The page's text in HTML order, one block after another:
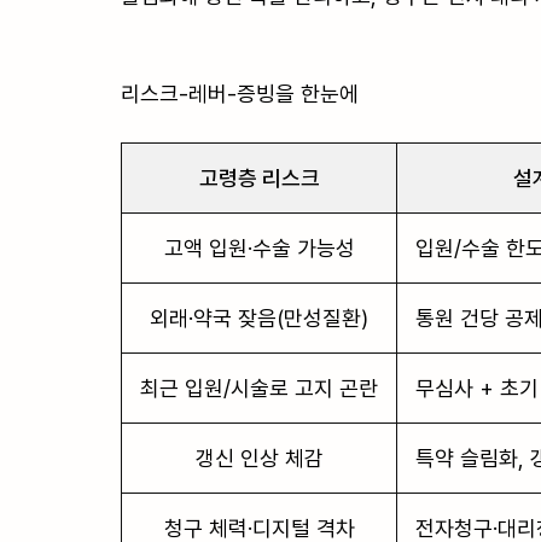
리스크-레버-증빙을 한눈에
고령층 리스크 설
고액 입원·수술 가능성 입원/수술 한
외래·약국 잦음(만성질환) 통원 건당 공
최근 입원/시술로 고지 곤란 무심사 + 초
갱신 인상 체감 특약 슬림화,
청구 체력·디지털 격차 전자청구·대